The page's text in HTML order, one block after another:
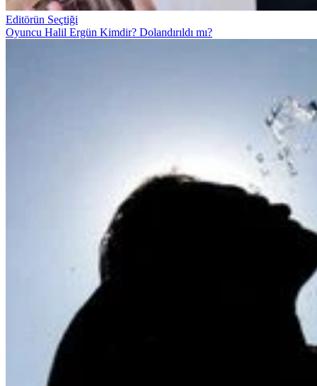
Editörün Seçtiği
Oyuncu Halil Ergün Kimdir? Dolandırıldı mı?